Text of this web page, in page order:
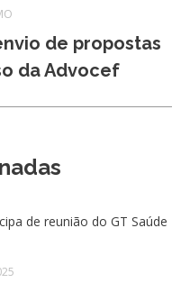
de propostas
da Advocef
de reunião do GT Saúde